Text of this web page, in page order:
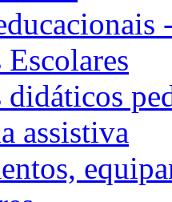
assistiva